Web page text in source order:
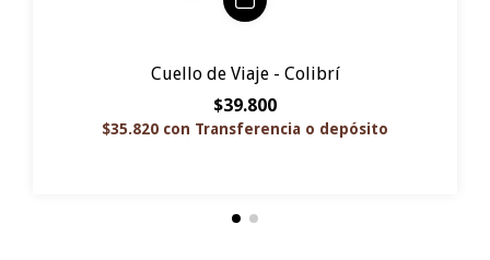
Cuello de Viaje - Colibrí
$39.800
$35.820 con Transferencia o depósito